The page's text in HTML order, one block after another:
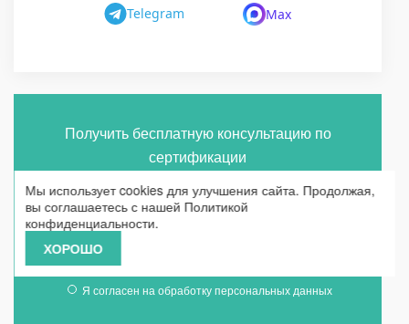
Telegram Max
Получить бесплатную консультацию по
сертификации
Я согласен на обработку персональных данных
Мы использует cookies для улучшения сайта. Продолжая,
вы соглашаетесь с нашей Политикой
конфиденциальности.
ХОРОШО